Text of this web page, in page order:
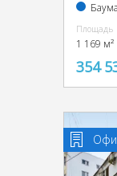
Площадь
1 169 м²
354